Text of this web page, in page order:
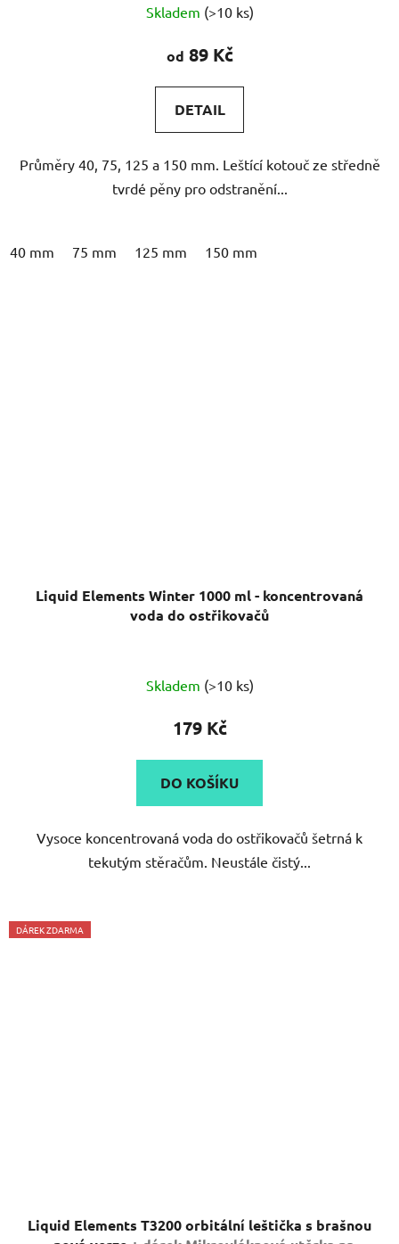
hodnocení
produktu
4,7
z
hvězdiček.
Skladem (>10 ks)
od 89 Kč
DETAIL
Průměry 40, 75, 125 a 150 mm. Leštící kotouč ze středně
tvrdé pěny pro odstranění...
40 mm 75 mm 125 mm 150 mm
Liquid Elements Winter 1000 ml - koncentrovaná
voda do ostřikovačů
hodnocení
produktu
4,7
z
hvězdiček.
Skladem (>10 ks)
179 Kč
DO KOŠÍKU
Vysoce koncentrovaná voda do ostřikovačů šetrná k
tekutým stěračům. Neustále čistý...
DÁREK ZDARMA
Liquid Elements T3200 orbitální leštička s brašnou